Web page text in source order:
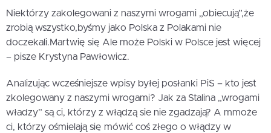
Niektórzy zakolegowani z naszymi wrogami „obiecują”,że
zrobią wszystko,byśmy jako Polska z Polakami nie
doczekali.Martwię się Ale może Polski w Polsce jest więcej
– pisze Krystyna Pawłowicz.
Analizując wcześniejsze wpisy byłej posłanki PiS – kto jest
zkolegowany z naszymi wrogami? Jak za Stalina „wrogami
władzy” są ci, którzy z włądzą sie nie zgadzają? A mmoże
ci, którzy ośmielają się mówić coś złego o włądzy w